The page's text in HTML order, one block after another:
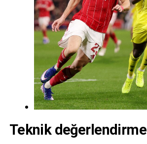
Teknik değerlendirme